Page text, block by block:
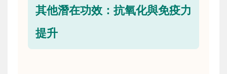
其他潛在功效：抗氧化與免疫力
提升